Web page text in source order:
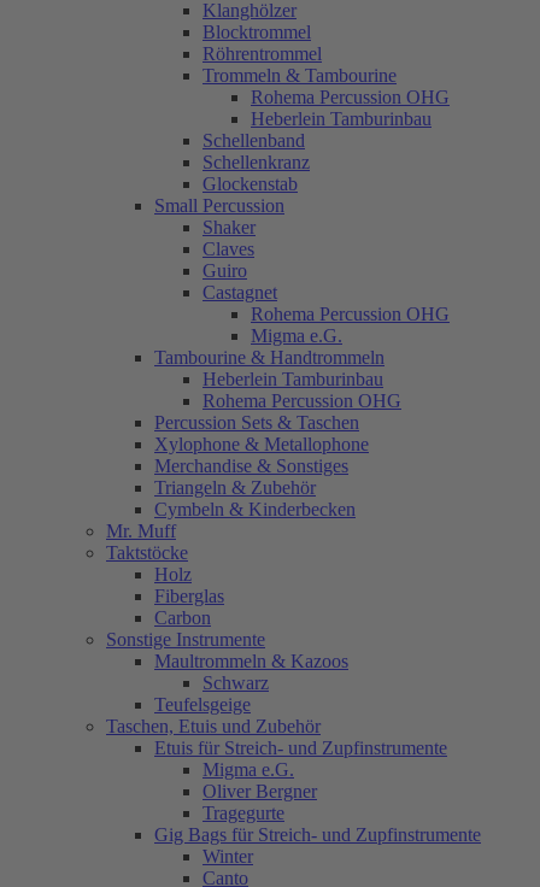
Klanghölzer
Blocktrommel
Röhrentrommel
Trommeln & Tambourine
Rohema Percussion OHG
Heberlein Tamburinbau
Schellenband
Schellenkranz
Glockenstab
Small Percussion
Shaker
Claves
Guiro
Castagnet
Rohema Percussion OHG
Migma e.G.
Tambourine & Handtrommeln
Heberlein Tamburinbau
Rohema Percussion OHG
Percussion Sets & Taschen
Xylophone & Metallophone
Merchandise & Sonstiges
Triangeln & Zubehör
Cymbeln & Kinderbecken
Mr. Muff
Taktstöcke
Holz
Fiberglas
Carbon
Sonstige Instrumente
Maultrommeln & Kazoos
Schwarz
Teufelsgeige
Taschen, Etuis und Zubehör
Etuis für Streich- und Zupfinstrumente
Migma e.G.
Oliver Bergner
Tragegurte
Gig Bags für Streich- und Zupfinstrumente
Winter
Canto